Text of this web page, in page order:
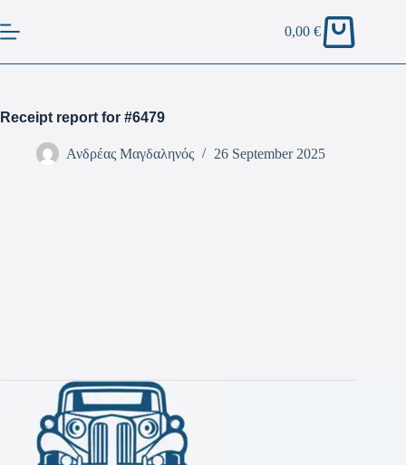
0,00€
Receipt report for #6479
Ανδρέας Μαγδαληνός 26 September 2025